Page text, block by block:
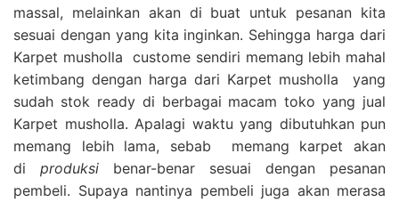
massal, melainkan akan di buat untuk pesanan kita
sesuai dengan yang kita inginkan. Sehingga harga dari
Karpet musholla custome sendiri memang lebih mahal
ketimbang dengan harga dari Karpet musholla yang
sudah stok ready di berbagai macam toko yang jual
Karpet musholla. Apalagi waktu yang dibutuhkan pun
memang lebih lama, sebab memang karpet akan
di produksi benar-benar sesuai dengan pesanan
pembeli. Supaya nantinya pembeli juga akan merasa